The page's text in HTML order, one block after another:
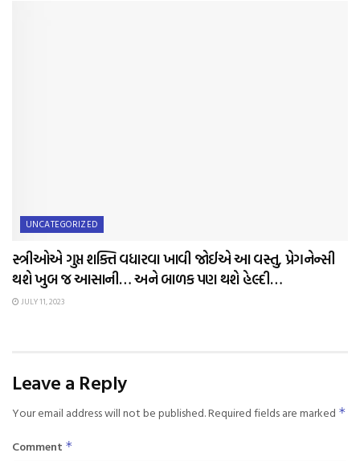
UNCATEGORIZED
સ્ત્રીઓએ ગુપ્ત શક્તિ વધારવા ખાવી જોઈએ આ વસ્તુ, પ્રેગનેન્સી
થશે ખુબ જ આસાની… અને બાળક પણ થશે હેલ્દી…
JULY 11, 2023
Leave a Reply
Your email address will not be published.Required fields are marked *
Comment *